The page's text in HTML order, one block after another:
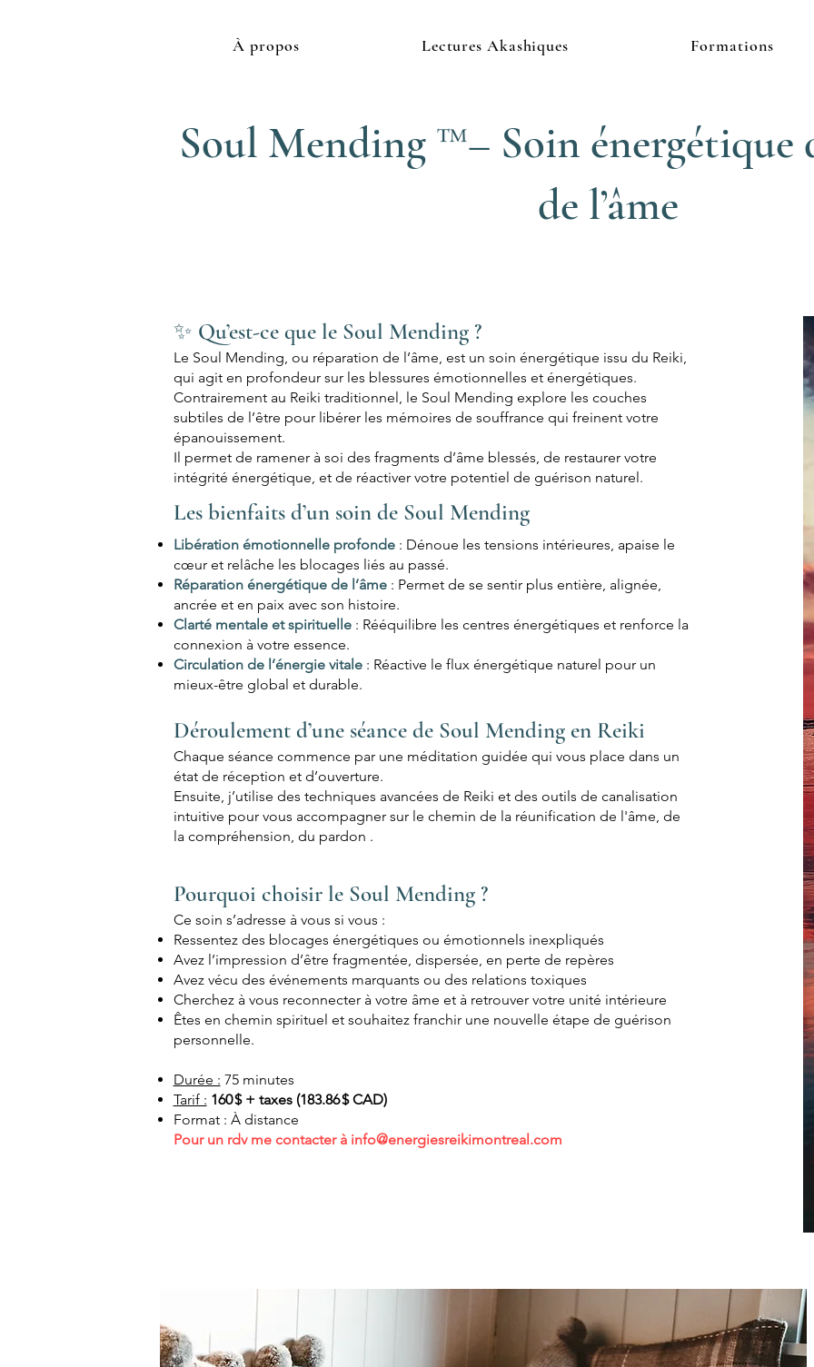
À propos Lectures Akashiques Formations
Soul Mending ™– Soin énergétique
de l’âme
✨ Qu’est-ce que le Soul Mending ?
Le Soul Mending, ou réparation de l’âme, est un soin énergétique issu du Reiki,
qui agit en profondeur sur les blessures émotionnelles et énergétiques.
Contrairement au Reiki traditionnel, le Soul Mending explore les couches
subtiles de l’être pour libérer les mémoires de souffrance qui freinent votre
épanouissement.
Il permet de ramener à soi des fragments d’âme blessés, de restaurer votre
intégrité énergétique, et de réactiver votre potentiel de guérison naturel.
Les bienfaits d’un soin de Soul Mending
Libération émotionnelle profonde: Dénoue les tensions intérieures, apaise le
cœur et relâche les blocages liés au passé.
Réparation énergétique de l’âme : Permet de se sentir plus entière, alignée,
ancrée et en paix avec son histoire.
Clarté mentale et spirituelle : Rééquilibre les centres énergétiques et renforce la
connexion à votre essence.
Circulation de l’énergie vitale : Réactive le flux énergétique naturel pour un
mieux-être global et durable.
Déroulement d’une séance de Soul Mending en Reiki
Chaque séance commence par une méditation guidée qui vous place dans un
état de réception et d’ouverture.
Ensuite, j’utilise des techniques avancées de Reiki et des outils de canalisation
intuitive pour vous accompagner sur le chemin de la réunification de l'âme, de
la compréhension, du pardon .
Pourquoi choisir le Soul Mending ?
Ce soin s’adresse à vous si vous :
Ressentez des blocages énergétiques ou émotionnels inexpliqués
Avez l’impression d’être fragmentée, dispersée, en perte de repères
Avez vécu des événements marquants ou des relations toxiques
Cherchez à vous reconnecter à votre âme et à retrouver votre unité intérieure
Êtes en chemin spirituel et souhaitez franchir une nouvelle étape de guérison
personnelle.
Durée : 75 minutes
Tarif : 160 $ + taxes (183.86 $ CAD)
Format : À distance​
Pour un rdv me contacter à info@energiesreikimontreal.com